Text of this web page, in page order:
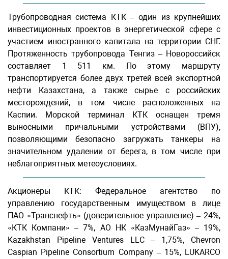
Трубопроводная система КТК – один из крупнейших
инвестиционных проектов в энергетической сфере с
участием иностранного капитала на территории СНГ.
Протяженность трубопровода Тенгиз – Новороссийск
составляет 1 511 км. По этому маршруту
транспортируется более двух третей всей экспортной
нефти Казахстана, а также сырье с российских
месторождений, в том числе расположенных на
Каспии. Морской терминал КТК оснащен тремя
выносными причальными устройствами (ВПУ),
позволяющими безопасно загружать танкеры на
значительном удалении от берега, в том числе при
неблагоприятных метеоусловиях.
Акционеры КТК: Федеральное агентство по
управлению государственным имуществом в лице
ПАО «Транснефть» (доверительное управление) – 24%,
«КТК Компани» – 7%, АО НК «КазМунайГаз» – 19%,
Kazakhstan Pipeline Ventures LLC – 1,75%, Chevron
Caspian Pipeline Consortium Company – 15%, LUKARCO